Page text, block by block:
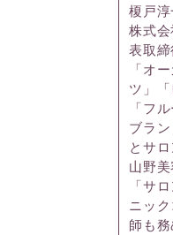
榎戸淳
株式
表取締
「オ
ツ」
「フ
ブラ
とサ
山野
「サ
ニッ
師も務